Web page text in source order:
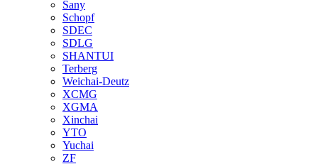
Sany
Schopf
SDEC
SDLG
SHANTUI
Terberg
Weichai-Deutz
XCMG
XGMA
Xinchai
YTO
Yuchai
ZF